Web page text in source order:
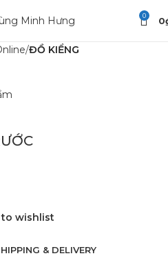
0 0
ĐỒ KIỂNG
to wishlist
& DELIVERY